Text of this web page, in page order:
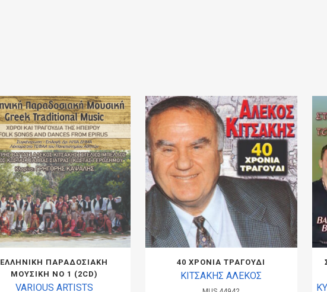
ΕΛΛΗΝΙΚΗ ΠΑΡΑΔΟΣΙΑΚΗ
ΜΟΥΣΙΚΗ ΝΟ 1 (2CD)
VARIOUS ARTISTS
40 ΧΡΟΝΙΑ ΤΡΑΓΟΥΔΙ
ΚΙΤΣΑΚΗΣ ΑΛΕΚΟΣ